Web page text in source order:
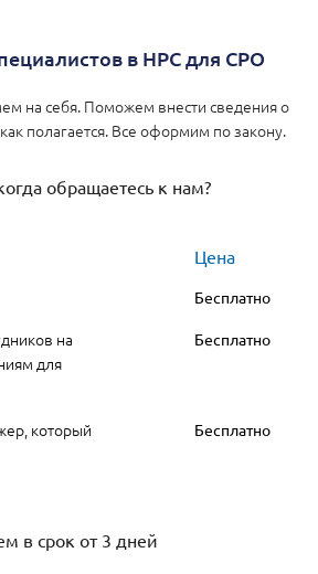
в НРС для СРО
на себя. Поможем внести сведения о
полагается. Все оформим по закону.
обращаетесь к нам?
Цена
Бесплатно
на
для
Бесплатно
который
Бесплатно
в срок от 3 дней